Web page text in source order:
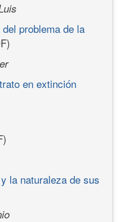
problema de la
en extinción
la naturaleza de sus